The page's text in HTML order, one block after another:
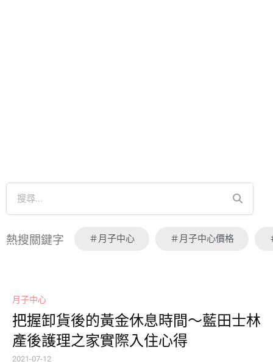
熱搜關鍵字 ＃月子中心 ＃月子中心價格
月子中心
把握卸貨後的黃金休息時間～藍田士林
產後護理之家實際入住心得
2021-07-12